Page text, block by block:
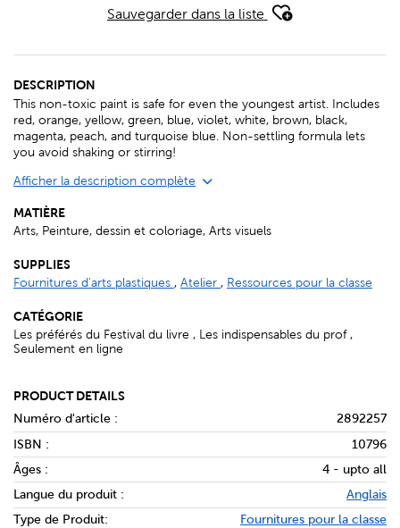
Sauvegarder dans la liste
DESCRIPTION
This non-toxic paint is safe for even the youngest artist. Includes
red, orange, yellow, green, blue, violet, white, brown, black,
magenta, peach, and turquoise blue. Non-settling formula lets
you avoid shaking or stirring!
Afficher la description complète
MATIÈRE
Arts, Peinture, dessin et coloriage, Arts visuels
SUPPLIES
Fournitures d'arts plastiques , Atelier , Ressources pour la classe
CATÉGORIE
Les préférés du Festival du livre , Les indispensables du prof ,
Seulement en ligne
PRODUCT DETAILS
Numéro d'article :
2892257
ISBN :
10796
Âges :
4 - upto all
Langue du produit :
Anglais
Type de Produit:
Fournitures pour la classe